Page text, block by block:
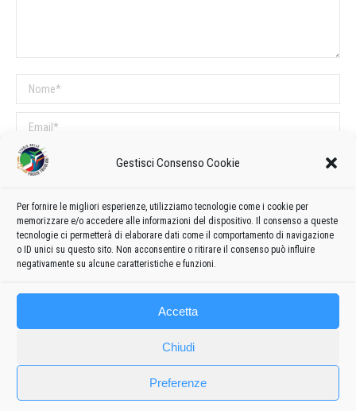
Gestisci Consenso Cookie
Per fornire le migliori esperienze, utilizziamo tecnologie come i cookie per
memorizzare e/o accedere alle informazioni del dispositivo. Il consenso a queste
tecnologie ci permetterà di elaborare dati come il comportamento di navigazione
o ID unici su questo sito. Non acconsentire o ritirare il consenso può influire
negativamente su alcune caratteristiche e funzioni.
Accetta
Chiudi
Preferenze
Nome *
Email *
Sito web
COMMENTI SUL POST
Questo sito utilizza Akismet per ridurre lo spam.Scopri come vengono
elaborati i dati derivati dai commenti.